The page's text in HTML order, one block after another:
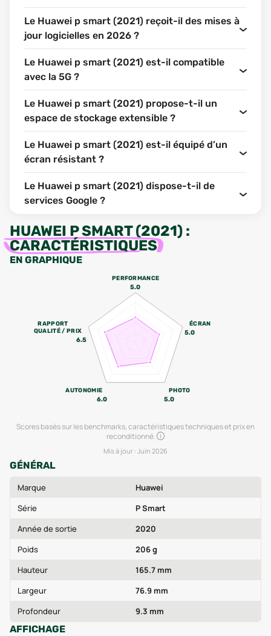
Le Huawei p smart (2021) reçoit-il des mises à
jour logicielles en 2026 ?
Le Huawei p smart (2021) est-il compatible
avec la 5G ?
Le Huawei p smart (2021) propose-t-il un
espace de stockage extensible ?
Le Huawei p smart (2021) est-il équipé d’un
écran résistant ?
Le Huawei p smart (2021) dispose-t-il de
services Google ?
HUAWEI P SMART (2021) :
CARACTÉRISTIQUES
EN GRAPHIQUE
PERFORMANCE
5.0
ÉCRAN
5.0
PHOTO
5.0
AUTONOMIE
6.0
RAPPORT
QUALITÉ / PRIX
6.5
Scores basés sur les benchmarks, caractéristiques techniques et prix en
reconditionné.
Mis à jour : Juin 2026
GÉNÉRAL
Marque
Huawei
Série
P Smart
Année de sortie
2020
Poids
206 g
Hauteur
165.7 mm
Largeur
76.9 mm
Profondeur
9.3 mm
AFFICHAGE